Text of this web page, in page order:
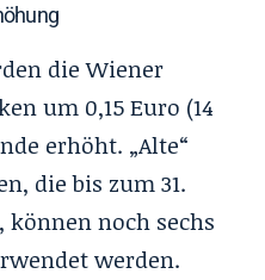
die Wiener
um 0,15 Euro (14
erhöht. „Alte“
die bis zum 31.
können noch sechs
werden.